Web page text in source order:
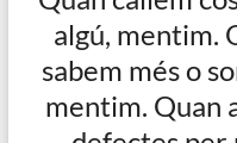
algú, mentim.
sabem més o
mentim. Quan